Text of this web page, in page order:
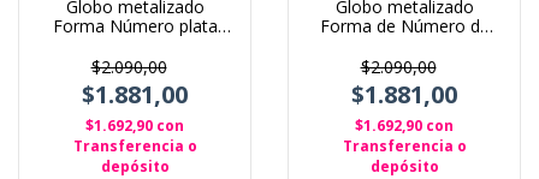
Globo metalizado
Forma Número plata
$2.090,00
$1.881,00
$1.692,90 con
Transferencia o
depósito
Globo metalizado
Forma de Número de
$2.090,00
$1.881,00
$1.692,90 con
Transferencia o
depósito